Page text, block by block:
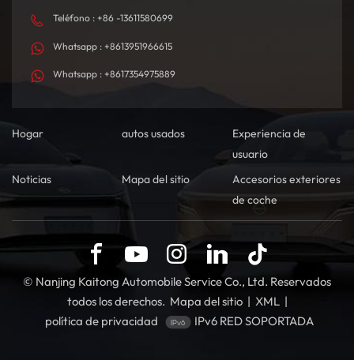
Teléfono : +86 -13611580699
Whatsapp : +8613951966615
Whatsapp : +8617354975889
Hogar autos usados
Experiencia de
usuario
Noticias
Mapa del sitio
Accesorios exteriores
de coche
© Nanjing Kaitong Automobile Service Co., Ltd. Reservados
todos los derechos. Mapa del sitio | XML |
política de privacidad
IPv6 RED SOPORTADA